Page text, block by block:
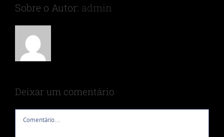
Sobre o Autor: admin
Deixar um comentário
Comentário